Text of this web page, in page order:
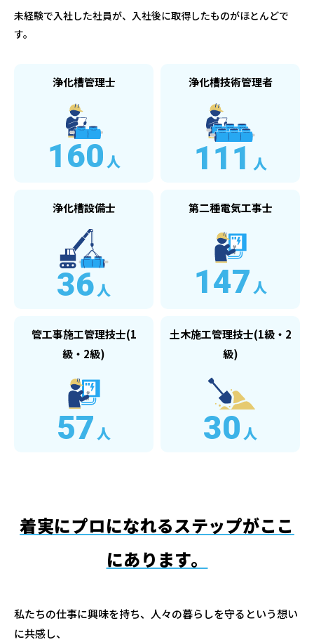
未経験で入社した社員が、入社後に取得したものがほとんどで
す。
浄化槽管理士
160人
浄化槽技術管理者
111 人
浄化槽設備士
36人
第二種電気工事士
147人
管工事施工管理技士(1
級・2級)
57人
土木施工管理技士(1級・2
級)
30人
着実にプロになれるステップがここ
にあります。
私たちの仕事に興味を持ち、人々の暮らしを守るという想い
に共感し、